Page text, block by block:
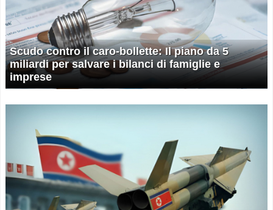
Scudo contro il caro-bollette: Il piano da 5
miliardi per salvare i bilanci di famiglie e
imprese